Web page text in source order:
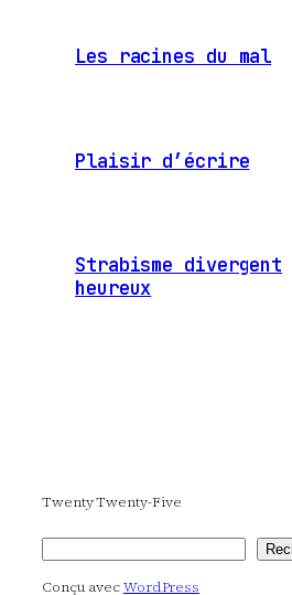
Les racines du mal
Plaisir d’écrire
Strabisme divergent
heureux
Twenty Twenty-Five
Rechercher
Conçu avecWordPress